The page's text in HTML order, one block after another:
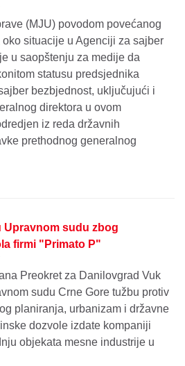
(MJU) povodom povećanog
situacije u Agenciji za sajber
u saopštenju za medije da
statusu predsjednika
bezbjednost, uključujući i
direktora u ovom
iz reda državnih
prethodnog generalnog
Upravnom sudu zbog
firmi "Primato P"
Preokret za Danilovgrad Vuk
sudu Crne Gore tužbu protiv
planiranja, urbanizam i državne
dozvole izdate kompaniji
objekata mesne industrije u